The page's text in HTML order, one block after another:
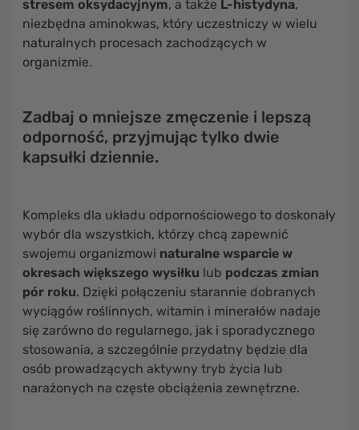
stresem oksydacyjnym, a także L-histydyna,
niezbędna aminokwas, który uczestniczy w wielu
naturalnych procesach zachodzących w
organizmie.
Zadbaj o mniejsze zmęczenie i lepszą
odporność, przyjmując tylko dwie
kapsułki dziennie.
Kompleks dla układu odpornościowego to doskonały
wybór dla wszystkich, którzy chcą zapewnić
swojemu organizmowi naturalne wsparcie w
okresach większego wysiłku lub podczas zmian
pór roku. Dzięki połączeniu starannie dobranych
wyciągów roślinnych, witamin i minerałów nadaje
się zarówno do regularnego, jak i sporadycznego
stosowania, a szczególnie przydatny będzie dla
osób prowadzących aktywny tryb życia lub
narażonych na częste obciążenia zewnętrzne.